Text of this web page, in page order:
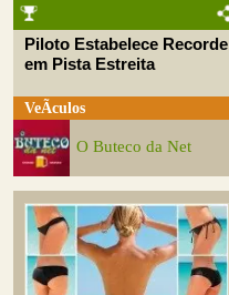
Piloto Estabelece Recorde
em Pista Estreita
VeÃ­culos
O Buteco da Net